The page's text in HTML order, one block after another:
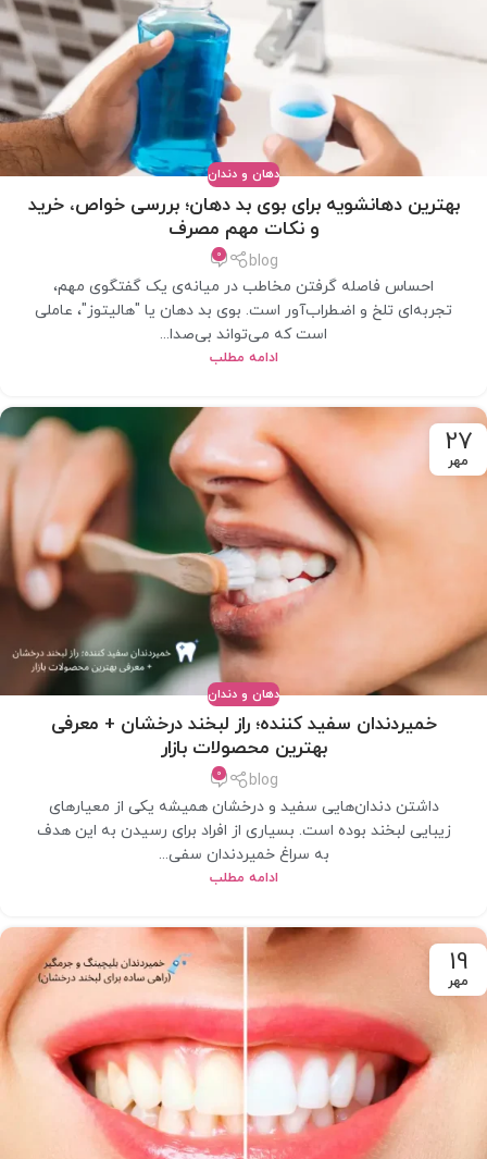
دهان و دندان
بهترین دهانشویه برای بوی بد دهان؛ بررسی خواص، خرید
و نکات مهم مصرف
blog
0
احساس فاصله گرفتن مخاطب در میانه‌ی یک گفتگوی مهم،
تجربه‌ای تلخ و اضطراب‌آور است. بوی بد دهان یا "هالیتوز"، عاملی
است که می‌تواند بی‌صدا...
ادامه مطلب
27
مهر
دهان و دندان
خمیردندان سفید کننده؛ راز لبخند درخشان + معرفی
بهترین محصولات بازار
blog
0
داشتن دندان‌هایی سفید و درخشان همیشه یکی از معیارهای
زیبایی لبخند بوده است. بسیاری از افراد برای رسیدن به این هدف
به سراغ خمیردندان سفی...
ادامه مطلب
19
مهر